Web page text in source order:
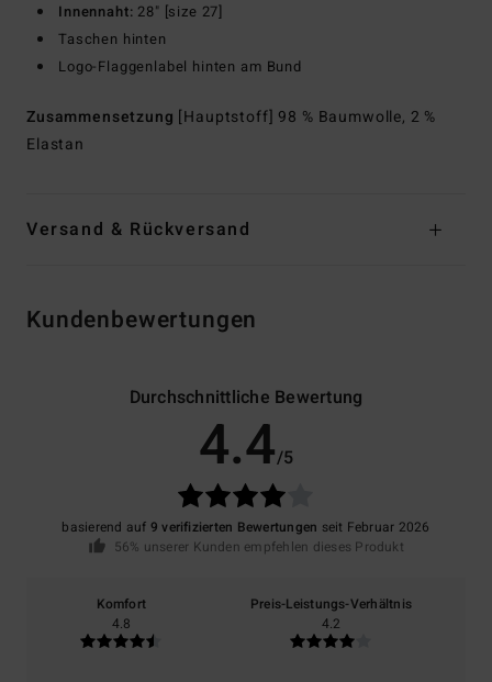
Innennaht: 28" [size 27]
Taschen hinten
Logo-Flaggenlabel hinten am Bund
Zusammensetzung [Hauptstoff] 98 % Baumwolle, 2 %
Elastan
Versand & Rückversand
Kundenbewertungen
Durchschnittliche Bewertung
4.4/5
basierend auf 9 verifizierten Bewertungen seit Februar 2026
56% unserer Kunden empfehlen dieses Produkt
Komfort
4.8
Preis-Leistungs-Verhältnis
4.2